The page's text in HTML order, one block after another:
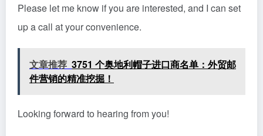
Please let me know if you are interested, and I can set
up a call at your convenience.
文章推荐 3751 个奥地利帽子进口商名单：外贸邮
件营销的精准挖掘！
Looking forward to hearing from you!